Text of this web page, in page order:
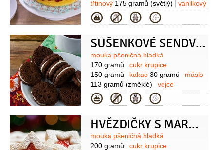
třtinový 175 gramů (světlý)
vanilkový
extrakt1 lžíce sůl 1 špetka
sýr Mascarpone200 gramů
smetana
malinový 5 lžic cukr moučkový(na
poprášení)
Kategorie
SUŠENKOVÉ SENDVIČE
Suroviny
mouka pšeničná hladká
170 gramů
cukr krupice
150 gramů
kakao 30 gramů
máslo
113 gramů (změklé)
vejce
1 kus
vanilkový extrakt
soda1 lžička
kypřící prášek do
250 gramů
Kategorie
HVĚZDIČKY S MARMELÁDOU ALIAS LINECKÉ
Suroviny
mouka pšeničná hladká
200 gramů
cukr krupice